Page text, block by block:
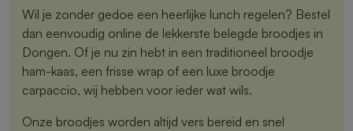
Wil je zonder gedoe een heerlijke lunch regelen? Bestel
dan eenvoudig online de lekkerste belegde broodjes in
Dongen. Of je nu zin hebt in een traditioneel broodje
ham-kaas, een frisse wrap of een luxe broodje
carpaccio, wij hebben voor ieder wat wils.
Onze broodjes worden altijd vers bereid en snel